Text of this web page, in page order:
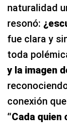
naturalidad
resonó:
fue clara y
toda
y la imagen
conexión
“Cada quien